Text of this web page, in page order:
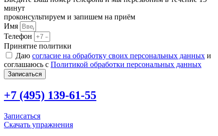
минут
проконсультируем и запишем на приём
Имя
Телефон
Принятие политики
Даю согласие на обработку своих персональных данных и
соглашаюсь с Политикой обработки персональных данных
Записаться
+7 (495) 139-61-55
Записаться
Скачать упражнения